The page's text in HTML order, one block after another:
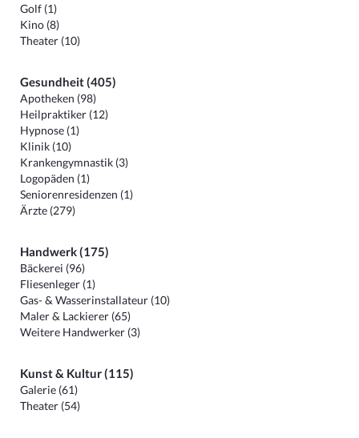
Golf (1)
Kino (8)
Theater (10)
Gesundheit (405)
Apotheken (98)
Heilpraktiker (12)
Hypnose (1)
Klinik (10)
Krankengymnastik (3)
Logopäden (1)
Seniorenresidenzen (1)
Ärzte (279)
Handwerk (175)
Bäckerei (96)
Fliesenleger (1)
Gas- & Wasserinstallateur (10)
Maler & Lackierer (65)
Weitere Handwerker (3)
Kunst & Kultur (115)
Galerie (61)
Theater (54)